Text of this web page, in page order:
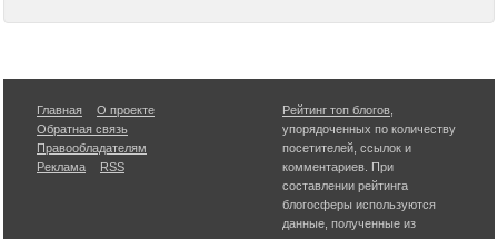
Главная
О проекте
Обратная связь
Правообладателям
Реклама
RSS
Рейтинг топ блогов
упорядоченных по количеству
посетителей, ссылок и
комментариев. При
составлении рейтинга
блогосферы используются
данные, полученные из